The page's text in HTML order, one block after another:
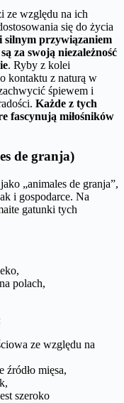
ze względu na ich
się do życia
silnym przywiązaniem
za swoją niezależność
. Ryby z kolei
kontaktu z naturą w
śpiewem i
Każde z tych
fascynują miłośników
de granja)
„animales de granja”,
i gospodarce. Na
gatunki tych
polach,
ze względu na
źródło mięsa,
szeroko